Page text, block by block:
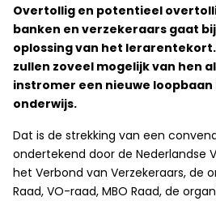
Overtollig en potentieel
banken en verzekeraars gaat
oplossing van het
zullen zoveel mogelijk van hen
instromer een nieuwe
onderwijs.
Dat is de strekking van een
ondertekend door de Nederlandse
het Verbond van Verzekeraars, de
Raad, VO-raad, MBO Raad, de